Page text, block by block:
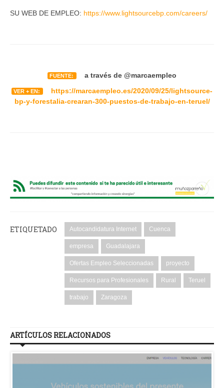
SU WEB DE EMPLEO: https://www.lightsourcebp.com/careers/
FUENTE: a través de @marcaempleo
VER + EN:
https://marcaempleo.es/2020/09/25/lightsource-
bp-y-forestalia-crearan-300-puestos-de-trabajo-en-teruel/
ETIQUETADO Autocandidatura Internet Cuenca
empresa Guadalajara
Ofertas Empleo Seleccionadas proyecto
Recursos para Profesionales Rural Teruel
trabajo Zaragoza
ARTÍCULOS RELACIONADOS